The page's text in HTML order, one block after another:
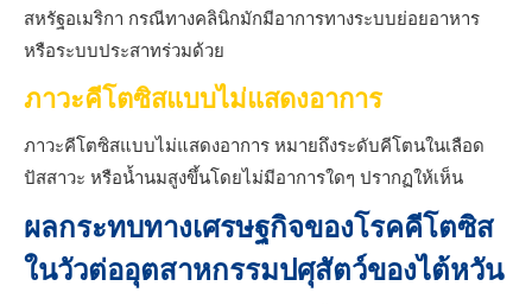
สหรัฐอเมริกา กรณีทางคลินิกมักมีอาการทางระบบย่อยอาหาร
หรือระบบประสาทร่วมด้วย
ภาวะคีโตซิสแบบไม่แสดงอาการ
ภาวะคีโตซิสแบบไม่แสดงอาการ หมายถึงระดับคีโตนในเลือด
ปัสสาวะ หรือน้ำนมสูงขึ้นโดยไม่มีอาการใดๆ ปรากฏให้เห็น
ผลกระทบทางเศรษฐกิจของโรคคีโตซิส
ในวัวต่ออุตสาหกรรมปศุสัตว์ของไต้หวัน